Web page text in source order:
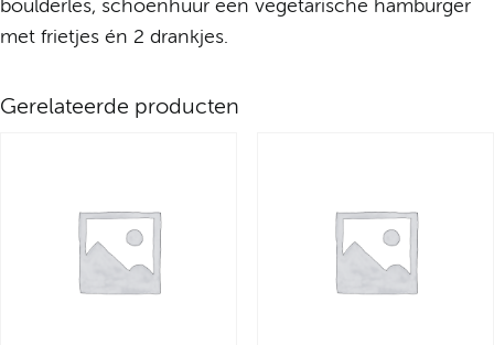
boulderles, schoenhuur een vegetarische hamburger
met frietjes én 2 drankjes.
Gerelateerde producten